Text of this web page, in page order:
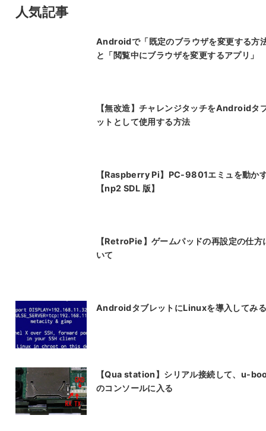
人気記事
Androidで「既定のブラウザを変更する方
と「閲覧中にブラウザを変更するアプリ」
【無改造】チャレンジタッチをAndroidタ
ットとして使用する方法
【Raspberry Pi】PC-9801エミュを動か
【np2 SDL 版】
【RetroPie】ゲームパッドの再設定の仕方
いて
AndroidタブレットにLinuxを導入してみる
【Qua station】シリアル接続して、u-
のコンソールに入る